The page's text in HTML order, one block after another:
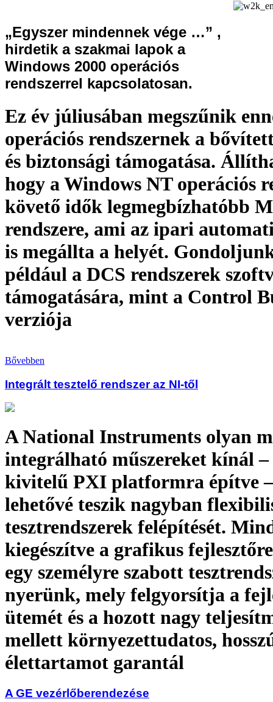
„Egyszer mindennek vége …” ,
hirdetik a szakmai lapok a
Windows 2000 operációs
rendszerrel kapcsolatosan.
Ez év júliusában megszűnik
operációs rendszernek a
és biztonsági támogatása.
hogy a Windows NT operációs
követő idők legmegbízhatóbb
rendszere, ami az ipari
is megállta a helyét.
például a DCS rendszerek
támogatására, mint a Control
verziója
Bővebben
Integrált tesztelő rendszer az NI-től
A National Instruments olyan
integrálható műszereket kínál
kivitelű PXI platformra építve
lehetővé teszik nagyban
tesztrendszerek felépítését.
kiegészítve a grafikus
egy személyre szabott
nyerünk, mely felgyorsítja a
ütemét és a hozott nagy
mellett környezettudatos,
élettartamot garantál
A GE vezérlőberendezése